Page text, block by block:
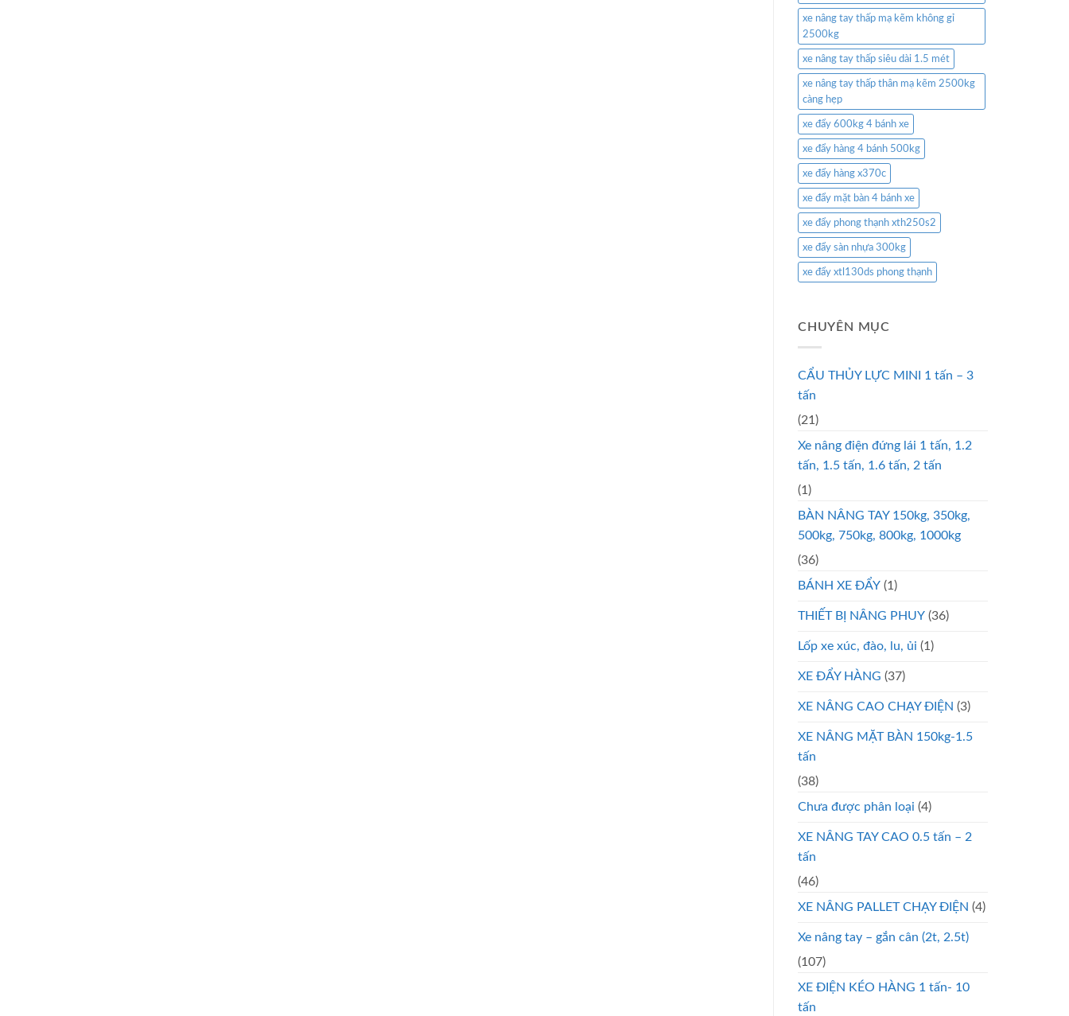
xe nâng tay thấp mạ kẽm không gỉ
2500kg
xe nâng tay thấp siêu dài 1.5 mét
xe nâng tay thấp thân mạ kẽm 2500kg
càng hẹp
xe đẩy 600kg 4 bánh xe
xe đẩy hàng 4 bánh 500kg
xe đẩy hàng x370c
xe đẩy mặt bàn 4 bánh xe
xe đẩy phong thạnh xth250s2
xe đẩy sàn nhựa 300kg
xe đẩy xtl130ds phong thạnh
CHUYÊN MỤC
CẨU THỦY LỰC MINI 1 tấn – 3
tấn
(21)
Xe nâng điện đứng lái 1 tấn, 1.2
tấn, 1.5 tấn, 1.6 tấn, 2 tấn
(1)
BÀN NÂNG TAY 150kg, 350kg,
500kg, 750kg, 800kg, 1000kg
(36)
BÁNH XE ĐẨY (1)
THIẾT BỊ NÂNG PHUY (36)
Lốp xe xúc, đào, lu, ủi (1)
XE ĐẨY HÀNG (37)
XE NÂNG CAO CHẠY ĐIỆN (3)
XE NÂNG MẶT BÀN 150kg-1.5
tấn
(38)
Chưa được phân loại (4)
XE NÂNG TAY CAO 0.5 tấn – 2
tấn
(46)
XE NÂNG PALLET CHẠY ĐIỆN (4)
Xe nâng tay – gắn cân (2t, 2.5t)
(107)
XE ĐIỆN KÉO HÀNG 1 tấn- 10
tấn